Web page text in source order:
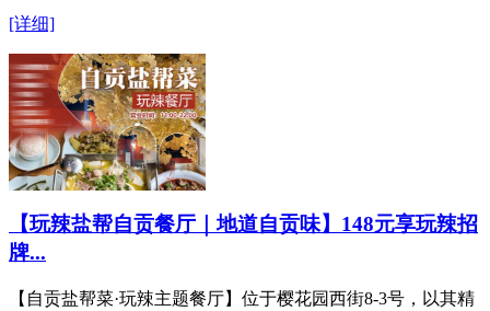
[详细]
【玩辣盐帮自贡餐厅｜地道自贡味】148元享玩辣招
牌...
【自贡盐帮菜·玩辣主题餐厅】位于樱花园西街8-3号，以其精